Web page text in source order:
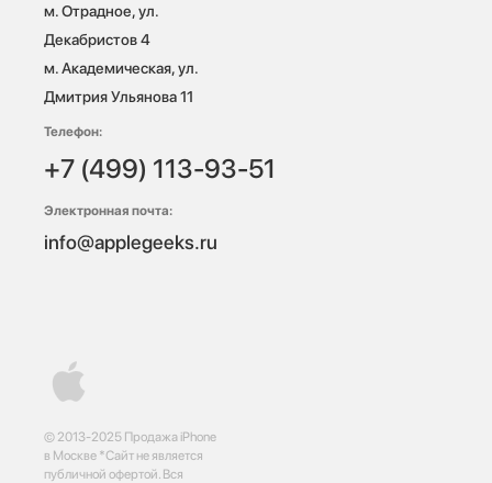
© 2013-2025 Продажа iPhone
в Москве *Сайт не является
публичной офертой. Вся
м. Отрадное, ул.
Декабристов 4
м. Академическая, ул.
Дмитрия Ульянова 11
Телефон:
+7 (499) 113-93-51
Электронная почта:
info@applegeeks.ru